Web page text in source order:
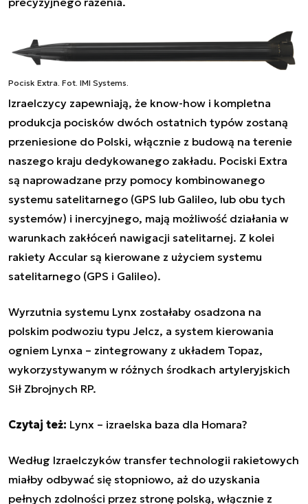
Pocisk Extra. Fot. IMI Systems.
Izraelczycy zapewniają, że know-how i kompletna
produkcja pocisków dwóch ostatnich typów zostaną
przeniesione do Polski, włącznie z budową na terenie
naszego kraju dedykowanego zakładu. Pociski Extra
są naprowadzane przy pomocy kombinowanego
systemu satelitarnego (GPS lub Galileo, lub obu tych
systemów) i inercyjnego, mają możliwość działania w
warunkach zakłóceń nawigacji satelitarnej. Z kolei
rakiety Accular są kierowane z użyciem systemu
satelitarnego (GPS i Galileo).
Wyrzutnia systemu Lynx zostałaby osadzona na
polskim podwoziu typu Jelcz, a system kierowania
ogniem Lynxa – zintegrowany z układem Topaz,
wykorzystywanym w różnych środkach artyleryjskich
Sił Zbrojnych RP.
Czytaj też: Lynx – izraelska baza dla Homara?
Według Izraelczyków transfer technologii rakietowych
miałby odbywać się stopniowo, aż do uzyskania
pełnych zdolności przez stronę polską, włącznie z